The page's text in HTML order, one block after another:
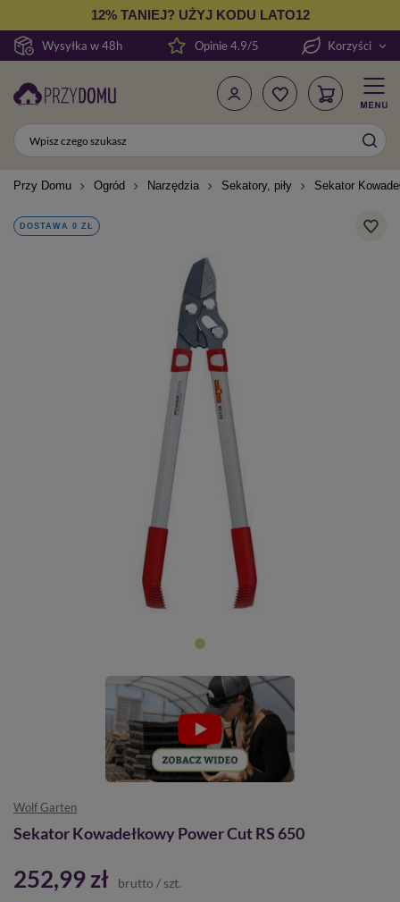
Wysyłka w 48h
12% TANIEJ? UŻYJ KODU LATO12
Opinie 4.9/5 Korzyści
Przy Domu Ogród Narzędzia Sekatory, piły Sekator
DOSTAWA 0 ZŁ
Wolf Garten
Sekator Kowadełkowy Power Cut RS 650
252,99 zł brutto / szt.